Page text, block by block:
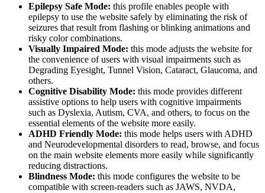
Epilepsy Safe Mode: this profile enables people with
epilepsy to use the website safely by eliminating the risk of
seizures that result from flashing or blinking animations and
risky color combinations.
Visually Impaired Mode: this mode adjusts the website for
the convenience of users with visual impairments such as
Degrading Eyesight, Tunnel Vision, Cataract, Glaucoma, and
others.
Cognitive Disability Mode: this mode provides different
assistive options to help users with cognitive impairments
such as Dyslexia, Autism, CVA, and others, to focus on the
essential elements of the website more easily.
ADHD Friendly Mode: this mode helps users with ADHD
and Neurodevelopmental disorders to read, browse, and focus
on the main website elements more easily while significantly
reducing distractions.
Blindness Mode: this mode configures the website to be
compatible with screen-readers such as JAWS, NVDA,